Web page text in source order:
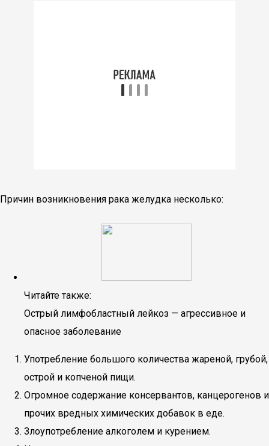
Причин возникновения рака желудка несколько:
Читайте также:
Острый лимфобластный лейкоз — агрессивное и
опасное заболевание
Употребление большого количества жареной, грубой,
острой и копченой пищи.
Огромное содержание консервантов, канцерогенов и
прочих вредных химических добавок в еде.
Злоупотребление алкоголем и курением.